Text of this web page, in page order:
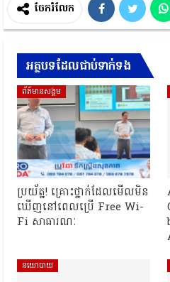
ចែករំលែក
អត្ថបទដែលជាប់ទាក់ទង
ព័ត៍មានសង្គម
ប្រយ័ត្ន! គ្រោះថ្នាក់ដែលមើលមិន
ឃើញនៅពេលប្រើ Free Wi-
Fi សាធារណៈ
នយោបាយ